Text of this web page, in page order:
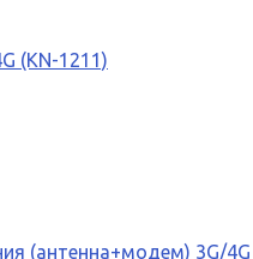
(KN-1211)
(антенна+модем) 3G/